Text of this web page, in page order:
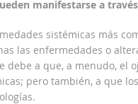
manifestarse a
sistémicas más
las enfermedades o
debe a que, a menudo, el
pero también, a que